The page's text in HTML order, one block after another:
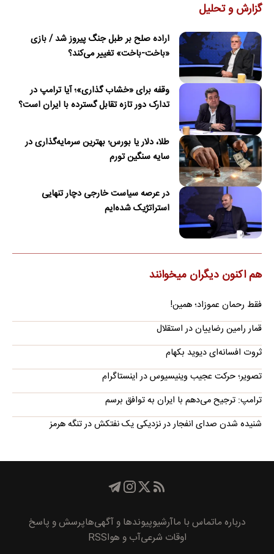
گزارش و تحلیل
اراده صلح بر طبل جنگ پیروز شد / بازی
«باخت-باخت» تغییر می‌کند؟
وقفه برای «خشاب گذاری»؛ آیا ترامپ در
تدارک دور تازه تقابل گسترده با ایران است؟
طلا، دلار یا بورس؛ بهترین سرمایه‌گذاری در
سایه سنگین تورم
در عرصه سیاست خارجی دچار تنهایی
استراتژیک شده‌ایم
هم اکنون دیگران میخوانند
فقط رحمان عموزاد؛ همین!
قمار رامین رضاییان در استقلال
ثروت افسانه‌‌ای دیوید بکهام
تصویر؛ حرکت عجیب وینیسیوس در اینستاگرام
ترامپ: ترجیح می‌دهم با ایران به توافق برسم
شنیده شدن صدای انفجار در نزدیکی یک نفتکش در تنگه هرمز
درباره ماتماس با ماآرشیوپیوند‌ها و آگهی‌هاپرسش و پاسخ
اوقات شرعیآب و هواRSS